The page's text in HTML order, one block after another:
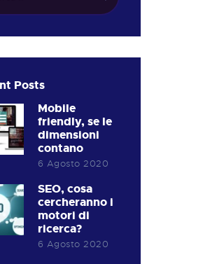
Posts
Mobile
friendly, se le
dimensioni
contano
6 Agosto 2020
SEO, cosa
cercheranno i
motori di
ricerca?
6 Agosto 2020